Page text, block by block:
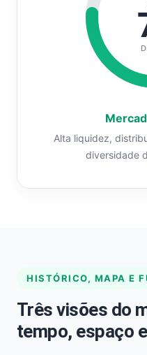
Alta liquidez,
diversidade
HISTÓRICO, MAPA E
Três visões do
tempo, espaço